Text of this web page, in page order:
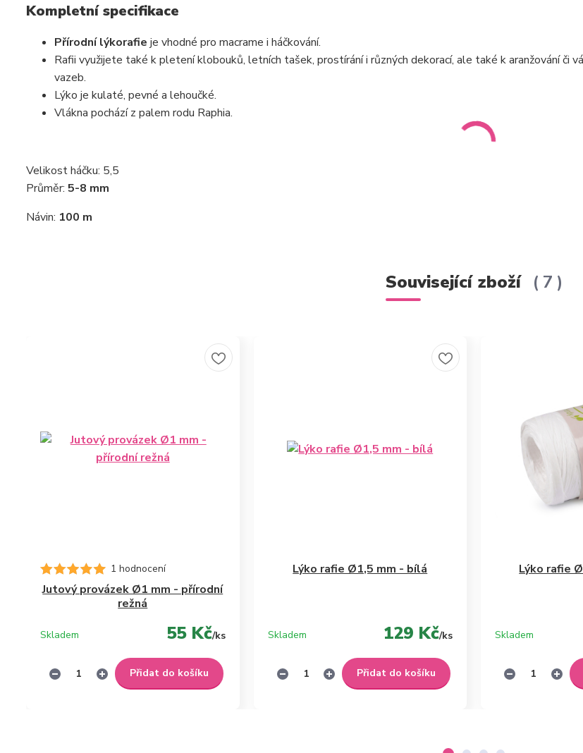
Kompletní specifikace
Přírodní lýkorafie je vhodné pro macrame i háčkování.
Rafii využijete také k pletení klobouků, letních tašek, prostírání i různých dekorací, ale také k aranžování či
vazeb.
Lýko je kulaté, pevné a lehoučké.
Vlákna pochází z palem rodu Raphia.
Velikost háčku: 5,5
Průměr: 5-8 mm
Návin: 100 m
Související zboží 7
1 hodnocení
Jutový provázek Ø1 mm - přírodní
režná
55 Kč/ks
Skladem
Přidat do košíku
Lýko rafie Ø1,5 mm - bílá
129 Kč/ks
Skladem
Přidat do košíku
Lýko rafie
Skladem